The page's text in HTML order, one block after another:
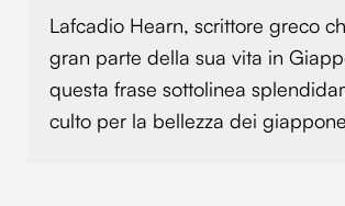
Lafcadio Hearn, scrittore greco
gran parte della sua vita in
questa frase sottolinea
culto per la bellezza dei